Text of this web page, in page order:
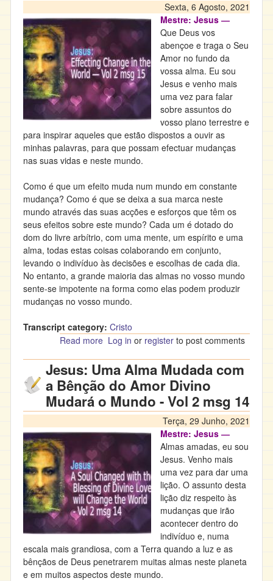
Sexta, 6 Agosto, 2021
Mestre: Jesus ―
Que Deus vos
abençoe e traga o Seu
Amor no fundo da
vossa alma. Eu sou
Jesus e venho mais
uma vez para falar
sobre assuntos do
vosso plano terrestre e
para inspirar aqueles que estão dispostos a ouvir as
minhas palavras, para que possam efectuar mudanças
nas suas vidas e neste mundo.
Como é que um efeito muda num mundo em constante
mudança? Como é que se deixa a sua marca neste
mundo através das suas acções e esforços que têm os
seus efeitos sobre este mundo? Cada um é dotado do
dom do livre arbítrio, com uma mente, um espírito e uma
alma, todas estas coisas colaborando em conjunto,
levando o indivíduo às decisões e escolhas de cada dia.
No entanto, a grande maioria das almas no vosso mundo
sente-se impotente na forma como elas podem produzir
mudanças no vosso mundo.
Transcript category: Cristo
Read more about Jesus: Efectuando a Mudança no
Log in or register to post comments
Jesus: Uma Alma Mudada com
a Bênção do Amor Divino
Mudará o Mundo - Vol 2 msg 14
Terça, 29 Junho, 2021
Mestre: Jesus ―
Almas amadas, eu sou
Jesus. Venho mais
uma vez para dar uma
lição. O assunto desta
lição diz respeito às
mudanças que irão
acontecer dentro do
indivíduo e, numa
escala mais grandiosa, com a Terra quando a luz e as
bênçãos de Deus penetrarem muitas almas neste planeta
e em muitos aspectos deste mundo.